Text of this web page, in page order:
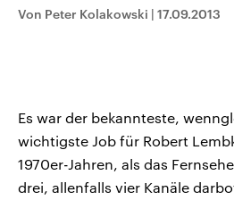
Bundesland von einer Koalition aus
Audio-Archiv
Von Peter Kolakowski | 17.09.2013
Es war der bekannteste,
wichtigste Job für Robert
1970er-Jahren, als das
drei, allenfalls vier Kanäle